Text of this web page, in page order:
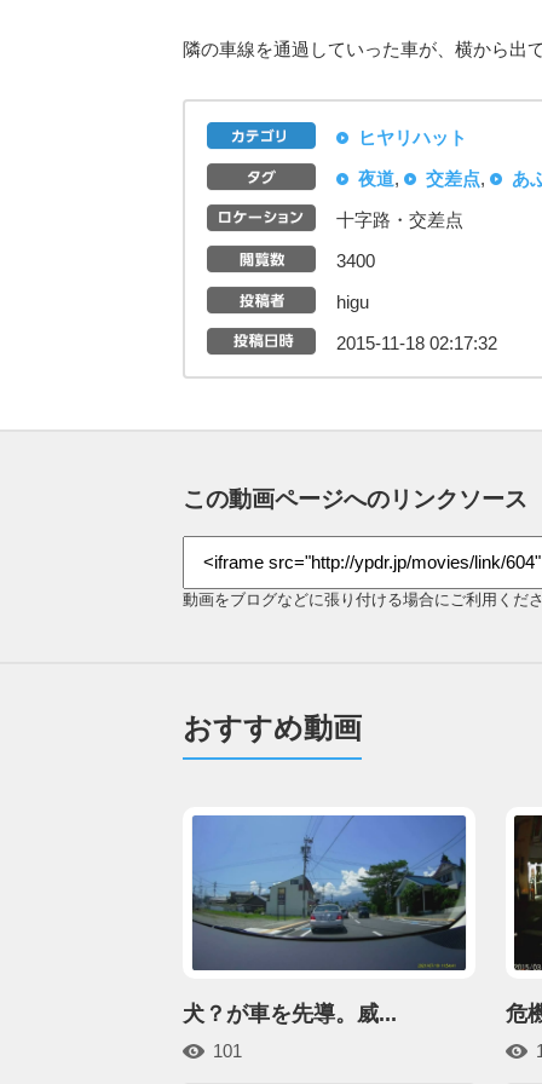
隣の車線を通過していった車が、横から出
ヒヤリハット
夜道, 交差点, あ
十字路・交差点
3400
higu
2015-11-18 02:17:32
この動画ページへのリンクソース
動画をブログなどに張り付ける場合にご利用くだ
おすすめ動画
犬？が車を先導。威...
101
危